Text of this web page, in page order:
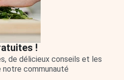
!
de délicieux conseils et les
notre communauté